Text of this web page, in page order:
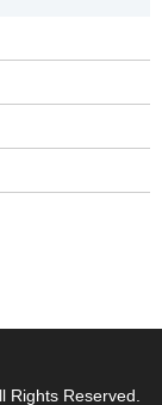
Rights Reserved.